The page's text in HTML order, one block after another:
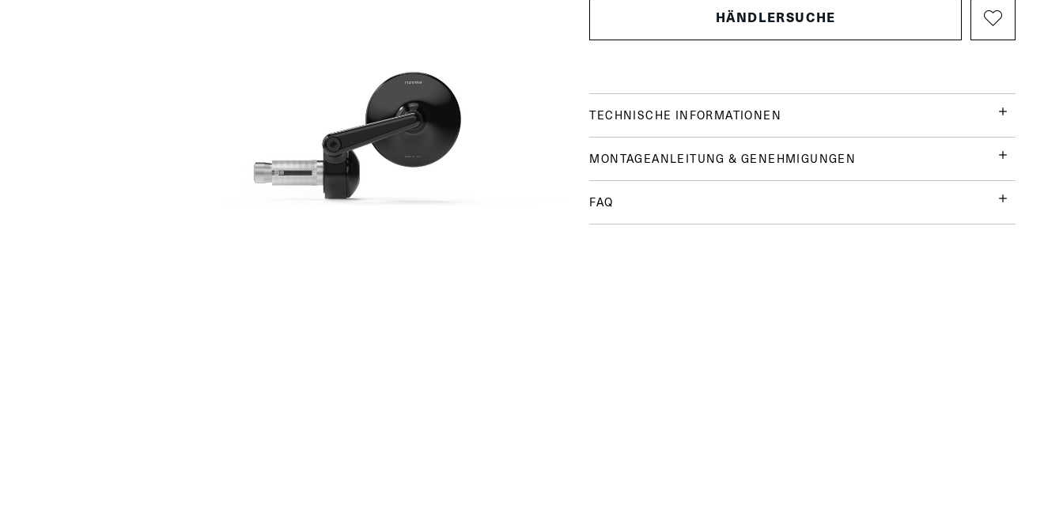
HÄNDLERSUCHE
TECHNISCHE INFORMATIONEN
MONTAGEANLEITUNG & GENEHMIGUNGEN
FAQ